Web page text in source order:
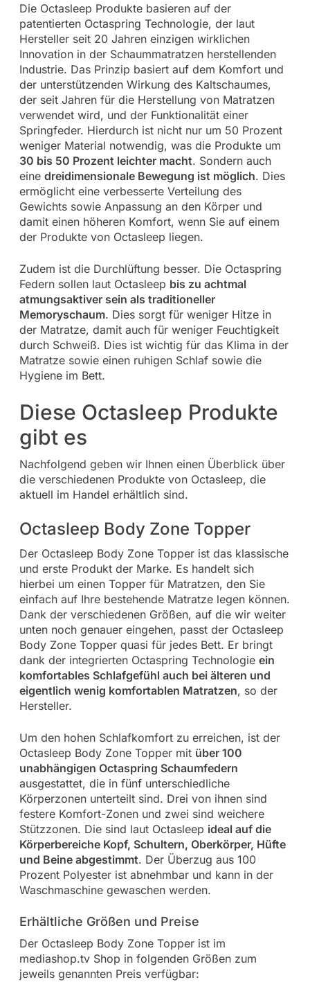
Die Octasleep Produkte basieren auf der
patentierten Octaspring Technologie, der laut
Hersteller seit 20 Jahren einzigen wirklichen
Innovation in der Schaummatratzen herstellenden
Industrie. Das Prinzip basiert auf dem Komfort und
der unterstützenden Wirkung des Kaltschaumes,
der seit Jahren für die Herstellung von Matratzen
verwendet wird, und der Funktionalität einer
Springfeder. Hierdurch ist nicht nur um 50 Prozent
weniger Material notwendig, was die Produkte um
30 bis 50 Prozent leichter macht. Sondern auch
eine dreidimensionale Bewegung ist möglich. Dies
ermöglicht eine verbesserte Verteilung des
Gewichts sowie Anpassung an den Körper und
damit einen höheren Komfort, wenn Sie auf einem
der Produkte von Octasleep liegen.
Zudem ist die Durchlüftung besser. Die Octaspring
Federn sollen laut Octasleep bis zu achtmal
atmungsaktiver sein als traditioneller
Memoryschaum. Dies sorgt für weniger Hitze in
der Matratze, damit auch für weniger Feuchtigkeit
durch Schweiß. Dies ist wichtig für das Klima in der
Matratze sowie einen ruhigen Schlaf sowie die
Hygiene im Bett.
Diese Octasleep Produkte
gibt es
Nachfolgend geben wir Ihnen einen Überblick über
die verschiedenen Produkte von Octasleep, die
aktuell im Handel erhältlich sind.
Octasleep Body Zone Topper
Der Octasleep Body Zone Topper ist das klassische
und erste Produkt der Marke. Es handelt sich
hierbei um einen Topper für Matratzen, den Sie
einfach auf Ihre bestehende Matratze legen können.
Dank der verschiedenen Größen, auf die wir weiter
unten noch genauer eingehen, passt der Octasleep
Body Zone Topper quasi für jedes Bett. Er bringt
dank der integrierten Octaspring Technologie ein
komfortables Schlafgefühl auch bei älteren und
eigentlich wenig komfortablen Matratzen, so der
Hersteller.
Um den hohen Schlafkomfort zu erreichen, ist der
Octasleep Body Zone Topper mit über 100
unabhängigen Octaspring Schaumfedern
ausgestattet, die in fünf unterschiedliche
Körperzonen unterteilt sind. Drei von ihnen sind
festere Komfort-Zonen und zwei sind weichere
Stützzonen. Die sind laut Octasleep ideal auf die
Körperbereiche Kopf, Schultern, Oberkörper, Hüfte
und Beine abgestimmt. Der Überzug aus 100
Prozent Polyester ist abnehmbar und kann in der
Waschmaschine gewaschen werden.
Erhältliche Größen und Preise
Der Octasleep Body Zone Topper ist im
mediashop.tv Shop in folgenden Größen zum
jeweils genannten Preis verfügbar: